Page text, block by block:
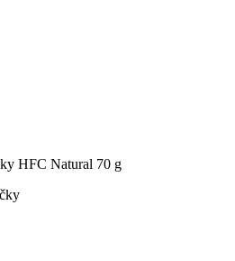
HFC Natural 70 g